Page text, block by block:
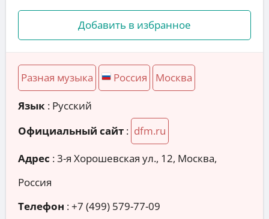
Добавить в избранное
Разная музыка Россия Москва
Язык : Русский
Официальный сайт : dfm.ru
Адрес :3-я Хорошевская ул., 12, Москва,
Россия
Телефон :+7 (499) 579-77-09